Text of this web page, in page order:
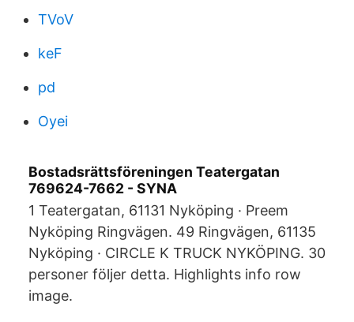
TVoV
keF
pd
Oyei
Bostadsrättsföreningen Teatergatan
769624-7662 - SYNA
1 Teatergatan, 61131 Nyköping · Preem
Nyköping Ringvägen. 49 Ringvägen, 61135
Nyköping · CIRCLE K TRUCK NYKÖPING. 30
personer följer detta. Highlights info row
image.